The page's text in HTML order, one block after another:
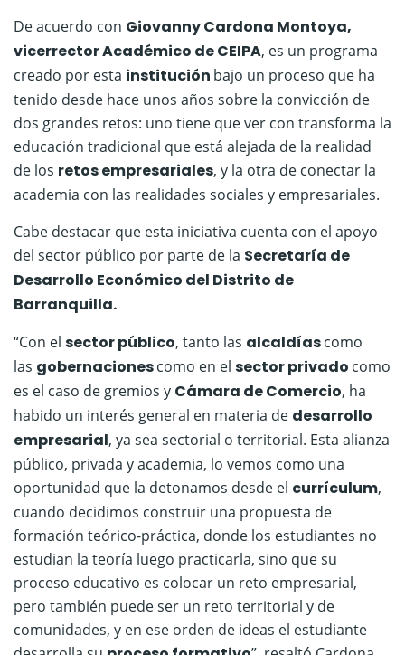
De acuerdo con Giovanny Cardona Montoya,
vicerrector Académico de CEIPA, es un programa
creado por esta institución bajo un proceso que ha
tenido desde hace unos años sobre la convicción de
dos grandes retos: uno tiene que ver con transforma la
educación tradicional que está alejada de la realidad
de los retos empresariales, y la otra de conectar la
academia con las realidades sociales y empresariales.
Cabe destacar que esta iniciativa cuenta con el apoyo
del sector público por parte de la Secretaría de
Desarrollo Económico del Distrito de
Barranquilla.
“Con el sector público, tanto las alcaldíascomo
las gobernacionescomo en el sector privado como
es el caso de gremios y Cámara de Comercio, ha
habido un interés general en materia de desarrollo
empresarial, ya sea sectorial o territorial. Esta alianza
público, privada y academia, lo vemos como una
oportunidad que la detonamos desde el currículum,
cuando decidimos construir una propuesta de
formación teórico-práctica, donde los estudiantes no
estudian la teoría luego practicarla, sino que su
proceso educativo es colocar un reto empresarial,
pero también puede ser un reto territorial y de
comunidades, y en ese orden de ideas el estudiante